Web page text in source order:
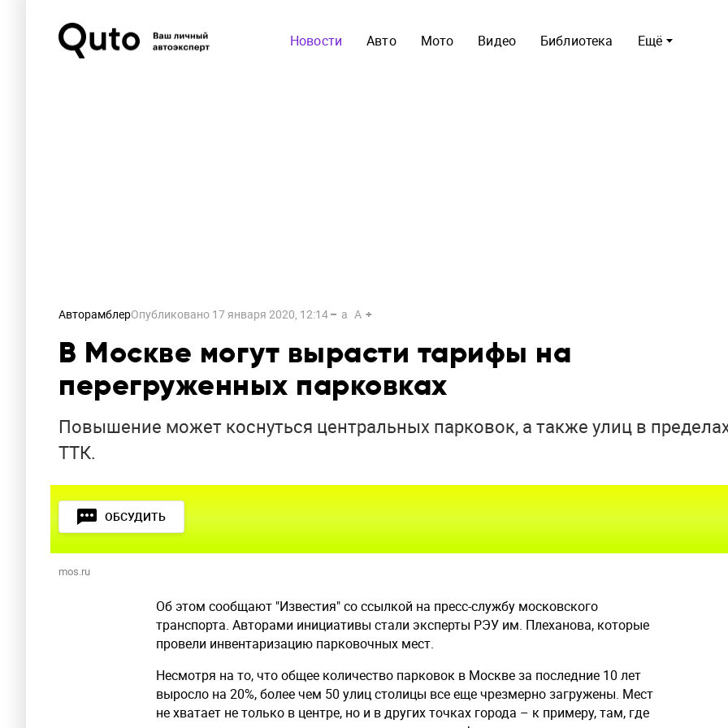
Ещё
Новости Авто Мото Видео Библиотека
АвторамблерОпубликовано 17 января 2020, 12:14 a A
В Москве могут вырасти тарифы на
перегруженных парковках
Повышение может коснуться центральных парковок, а также улиц в
ТТК.
ОБСУДИТЬ
mos.ru
Об этом сообщают "Известия" со ссылкой на пресс-службу московского
транспорта. Авторами инициативы стали эксперты РЭУ им. Плеханова, которые
провели инвентаризацию парковочных мест.
Несмотря на то, что общее количество парковок в Москве за последние 10 лет
выросло на 20%, более чем 50 улиц столицы все еще чрезмерно загружены. Мест
не хватает не только в центре, но и в других точках города – к примеру, там, где